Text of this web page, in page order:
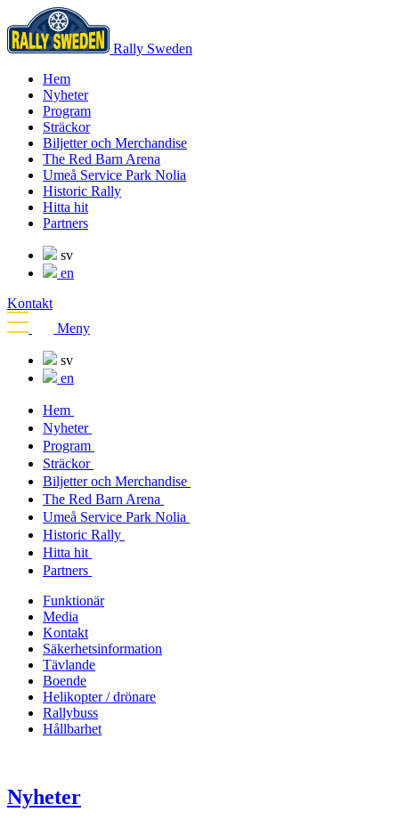
Rally Sweden
Hem
Nyheter
Program
Sträckor
Biljetter och Merchandise
The Red Barn Arena
Umeå Service Park Nolia
Historic Rally
Hitta hit
Partners
sv
en
Kontakt
Meny
sv
en
Hem
Nyheter
Program
Sträckor
Biljetter och Merchandise
The Red Barn Arena
Umeå Service Park Nolia
Historic Rally
Hitta hit
Partners
Funktionär
Media
Kontakt
Säkerhetsinformation
Tävlande
Boende
Helikopter / drönare
Rallybuss
Hållbarhet
Nyheter